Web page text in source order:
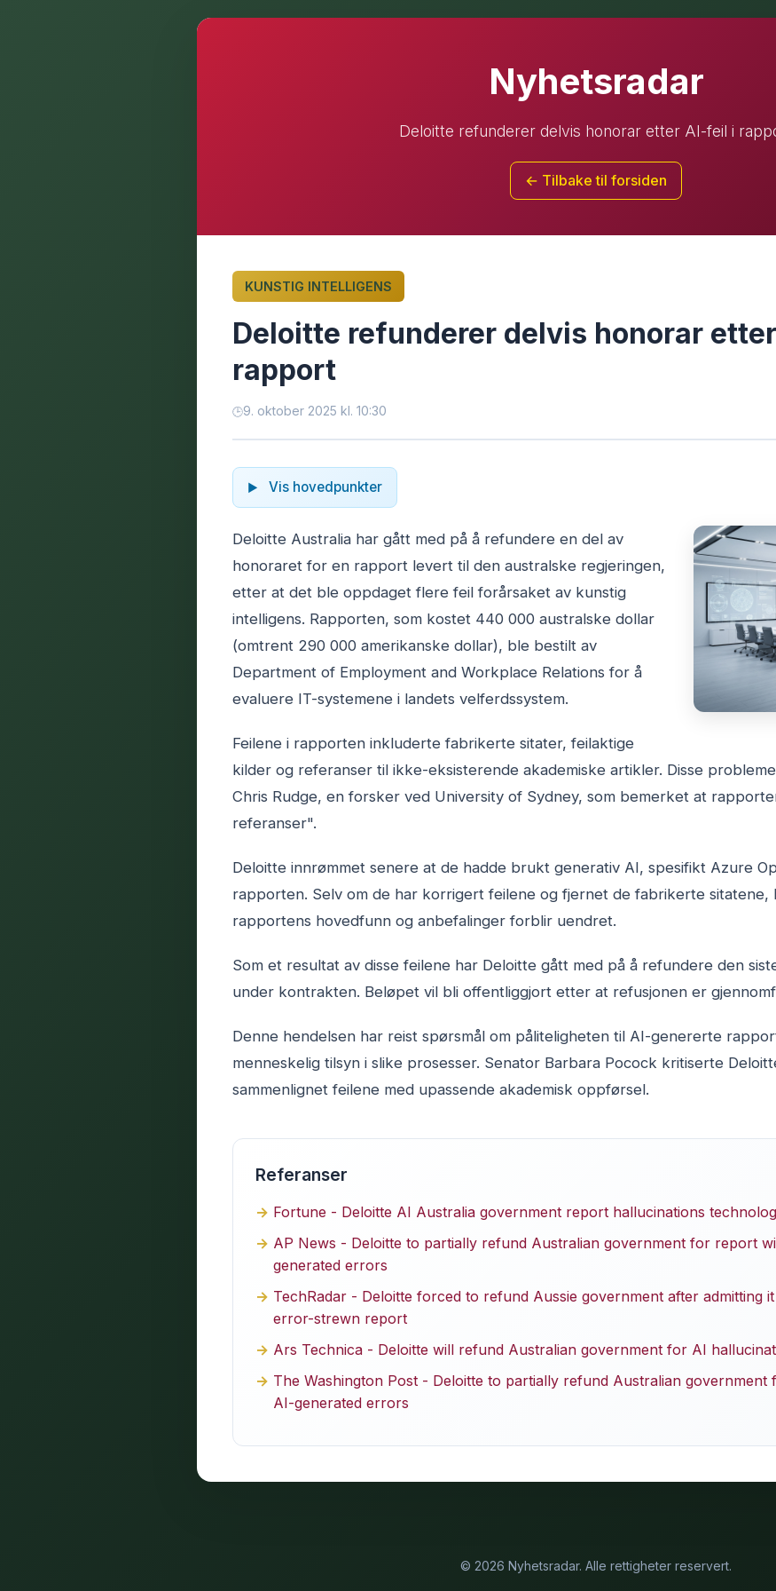
Nyhetsradar
Deloitte refunderer delvis honorar etter AI-feil i
← Tilbake til forsiden
KUNSTIG INTELLIGENS
Deloitte refunderer delvis honorar
rapport
9. oktober 2025 kl. 10:30
Vis hovedpunkter
Deloitte Australia har gått med på å refundere en del av
honoraret for en rapport levert til den australske regjeringen,
etter at det ble oppdaget flere feil forårsaket av kunstig
intelligens. Rapporten, som kostet 440 000 australske dollar
(omtrent 290 000 amerikanske dollar), ble bestilt av
Department of Employment and Workplace Relations for å
evaluere IT-systemene i landets velferdssystem.
Feilene i rapporten inkluderte fabrikerte sitater, feilaktige
kilder og referanser til ikke-eksisterende akademiske artikler. Disse
Chris Rudge, en forsker ved University of Sydney, som bemerket at
referanser".
Deloitte innrømmet senere at de hadde brukt generativ AI, spesifikt Azure
rapporten. Selv om de har korrigert feilene og fjernet de fabrikerte sitatene,
rapportens hovedfunn og anbefalinger forblir uendret.
Som et resultat av disse feilene har Deloitte gått med på å refundere den
under kontrakten. Beløpet vil bli offentliggjort etter at refusjonen er
Denne hendelsen har reist spørsmål om påliteligheten til AI-genererte
menneskelig tilsyn i slike prosesser. Senator Barbara Pocock kritiserte
sammenlignet feilene med upassende akademisk oppførsel.
Referanser
Fortune - Deloitte AI Australia government report hallucinations
AP News - Deloitte to partially refund Australian government for report
generated errors
TechRadar - Deloitte forced to refund Aussie government after admitting
error-strewn report
Ars Technica - Deloitte will refund Australian government for AI
The Washington Post - Deloitte to partially refund Australian
AI-generated errors
© 2026 Nyhetsradar. Alle rettigheter reservert.